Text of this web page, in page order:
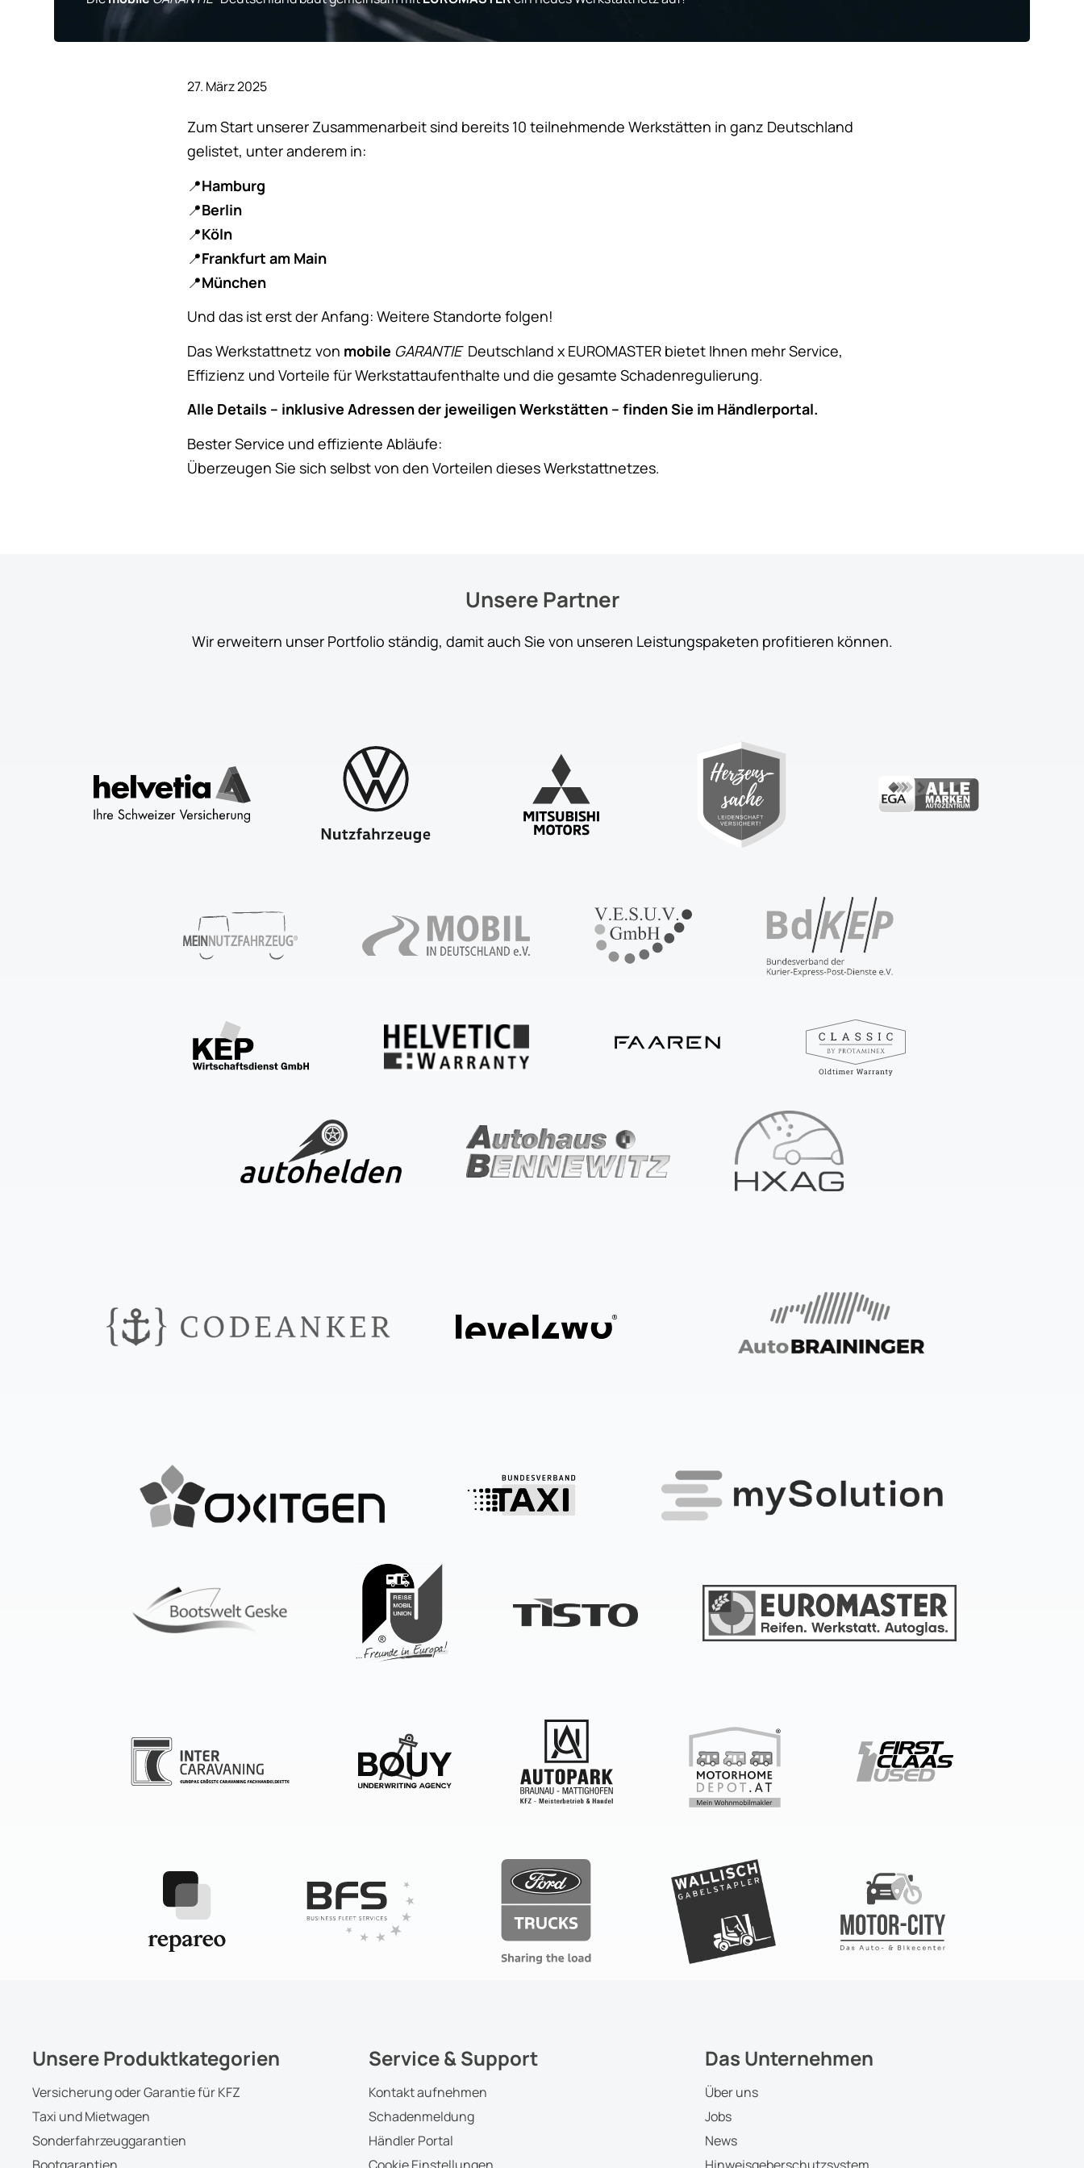
27. März 2025
Zum Start unserer Zusammenarbeit sind bereits 10 teilnehmende Werkstätten in ganz Deutschland
gelistet, unter anderem in:
📍Hamburg
📍Berlin
📍Köln
📍Frankfurt am Main
📍München
Und das ist erst der Anfang: Weitere Standorte folgen!
Das Werkstattnetz von mobile GARANTIE Deutschland x EUROMASTER bietet Ihnen mehr Service,
Effizienz und Vorteile für Werkstattaufenthalte und die gesamte Schadenregulierung.
Alle Details – inklusive Adressen der jeweiligen Werkstätten – finden Sie im Händlerportal.
Bester Service und effiziente Abläufe:
Überzeugen Sie sich selbst von den Vorteilen dieses Werkstattnetzes.
Unsere Partner
Wir erweitern unser Portfolio ständig, damit auch Sie von unseren Leistungspaketen profitieren können.
Unsere Produktkategorien
Versicherung oder Garantie für KFZ
Taxi und Mietwagen
Sonderfahrzeuggarantien
Bootgarantien
Service & Support
Kontakt aufnehmen
Schadenmeldung
Händler Portal
Cookie Einstellungen
Das Unternehmen
Über uns
Jobs
News
Hinweisgeberschutzsystem